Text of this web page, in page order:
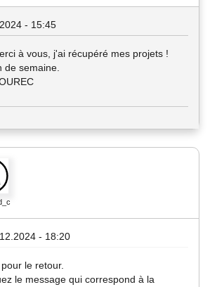
- 15:45
à vous, j'ai récupéré mes projets !
de semaine.
- 18:20
le retour.
le message qui correspond à la